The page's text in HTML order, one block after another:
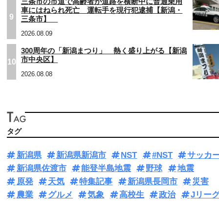
9
車にはねられ死亡 運転手を現行犯逮捕【新潟・
三条市】
2026.08.09
10
300周年の「新潟まつり」 熱く盛り上がる【新潟
市中央区】
2026.08.08
タグ
新潟県 新潟県新潟市 NST #NST
サッカ
新潟県佐渡市
能登半島地震 野球
地震
原発
天気 特集記事 新潟県長岡市
災害
農業
グルメ 気象 高校生 政治 Jリー